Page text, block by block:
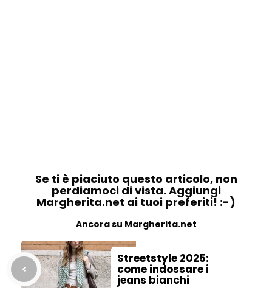
Se ti è piaciuto questo articolo, non
perdiamoci di vista. Aggiungi
Margherita.net ai tuoi preferiti! :-)
Ancora su Margherita.net
Streetstyle 2025:
come indossare i
jeans bianchi